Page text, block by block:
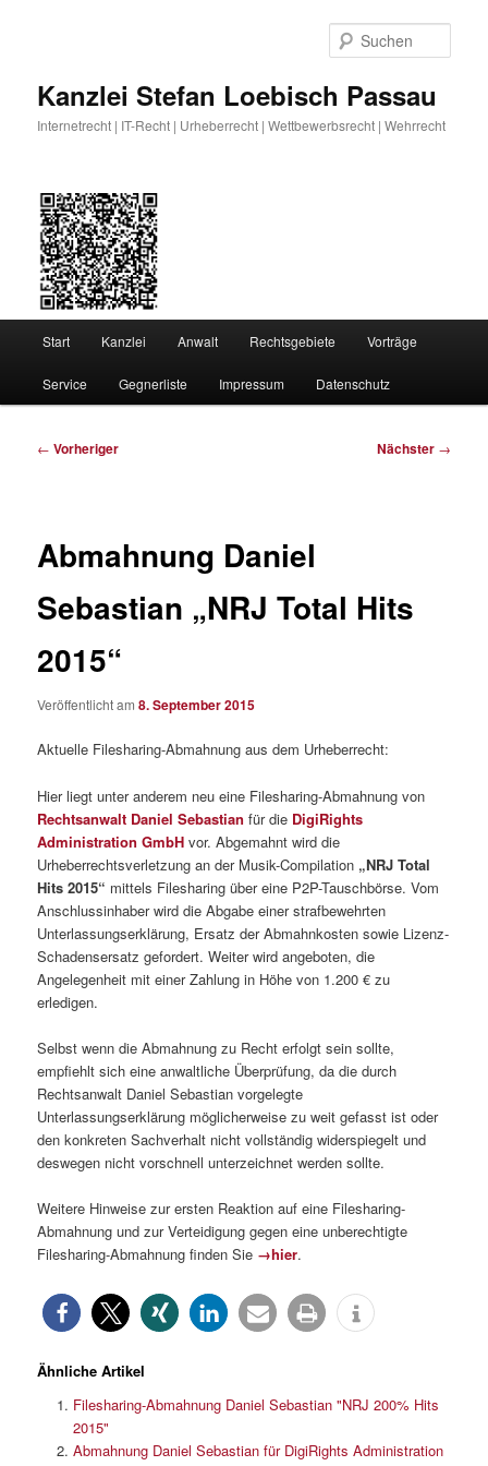
Kanzlei Stefan Loebisch Passau
Internetrecht | IT-Recht | Urheberrecht | Wettbewerbsrecht | Wehrrecht
Start Kanzlei Anwalt Rechtsgebiete Vorträge
Service Gegnerliste Impressum Datenschutz
Beitragsnavigation
← Vorheriger Nächster →
Abmahnung Daniel
Sebastian „NRJ Total Hits
2015“
Veröffentlicht am8. September 2015
Aktuelle Filesharing-Abmahnung aus dem Urheberrecht:
Hier liegt unter anderem neu eine Filesharing-Abmahnung von
Rechtsanwalt Daniel Sebastian für die DigiRights
Administration GmbH vor. Abgemahnt wird die
Urheberrechtsverletzung an der Musik-Compilation „NRJ Total
Hits 2015“ mittels Filesharing über eine P2P-Tauschbörse. Vom
Anschlussinhaber wird die Abgabe einer strafbewehrten
Unterlassungserklärung, Ersatz der Abmahnkosten sowie Lizenz-
Schadensersatz gefordert. Weiter wird angeboten, die
Angelegenheit mit einer Zahlung in Höhe von 1.200 € zu
erledigen.
Selbst wenn die Abmahnung zu Recht erfolgt sein sollte,
empfiehlt sich eine anwaltliche Überprüfung, da die durch
Rechtsanwalt Daniel Sebastian vorgelegte
Unterlassungserklärung möglicherweise zu weit gefasst ist oder
den konkreten Sachverhalt nicht vollständig widerspiegelt und
deswegen nicht vorschnell unterzeichnet werden sollte.
Weitere Hinweise zur ersten Reaktion auf eine Filesharing-
Abmahnung und zur Verteidigung gegen eine unberechtigte
Filesharing-Abmahnung finden Sie →hier.
Ähnliche Artikel
Filesharing-Abmahnung Daniel Sebastian "NRJ 200% Hits
2015"
Abmahnung Daniel Sebastian für DigiRights Administration